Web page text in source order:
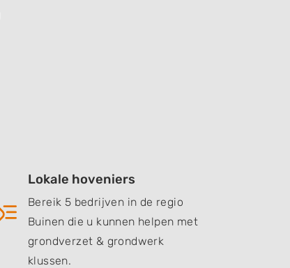
Lokale hoveniers
Bereik 5 bedrijven in de regio
Buinen die u kunnen helpen met
grondverzet & grondwerk
klussen.